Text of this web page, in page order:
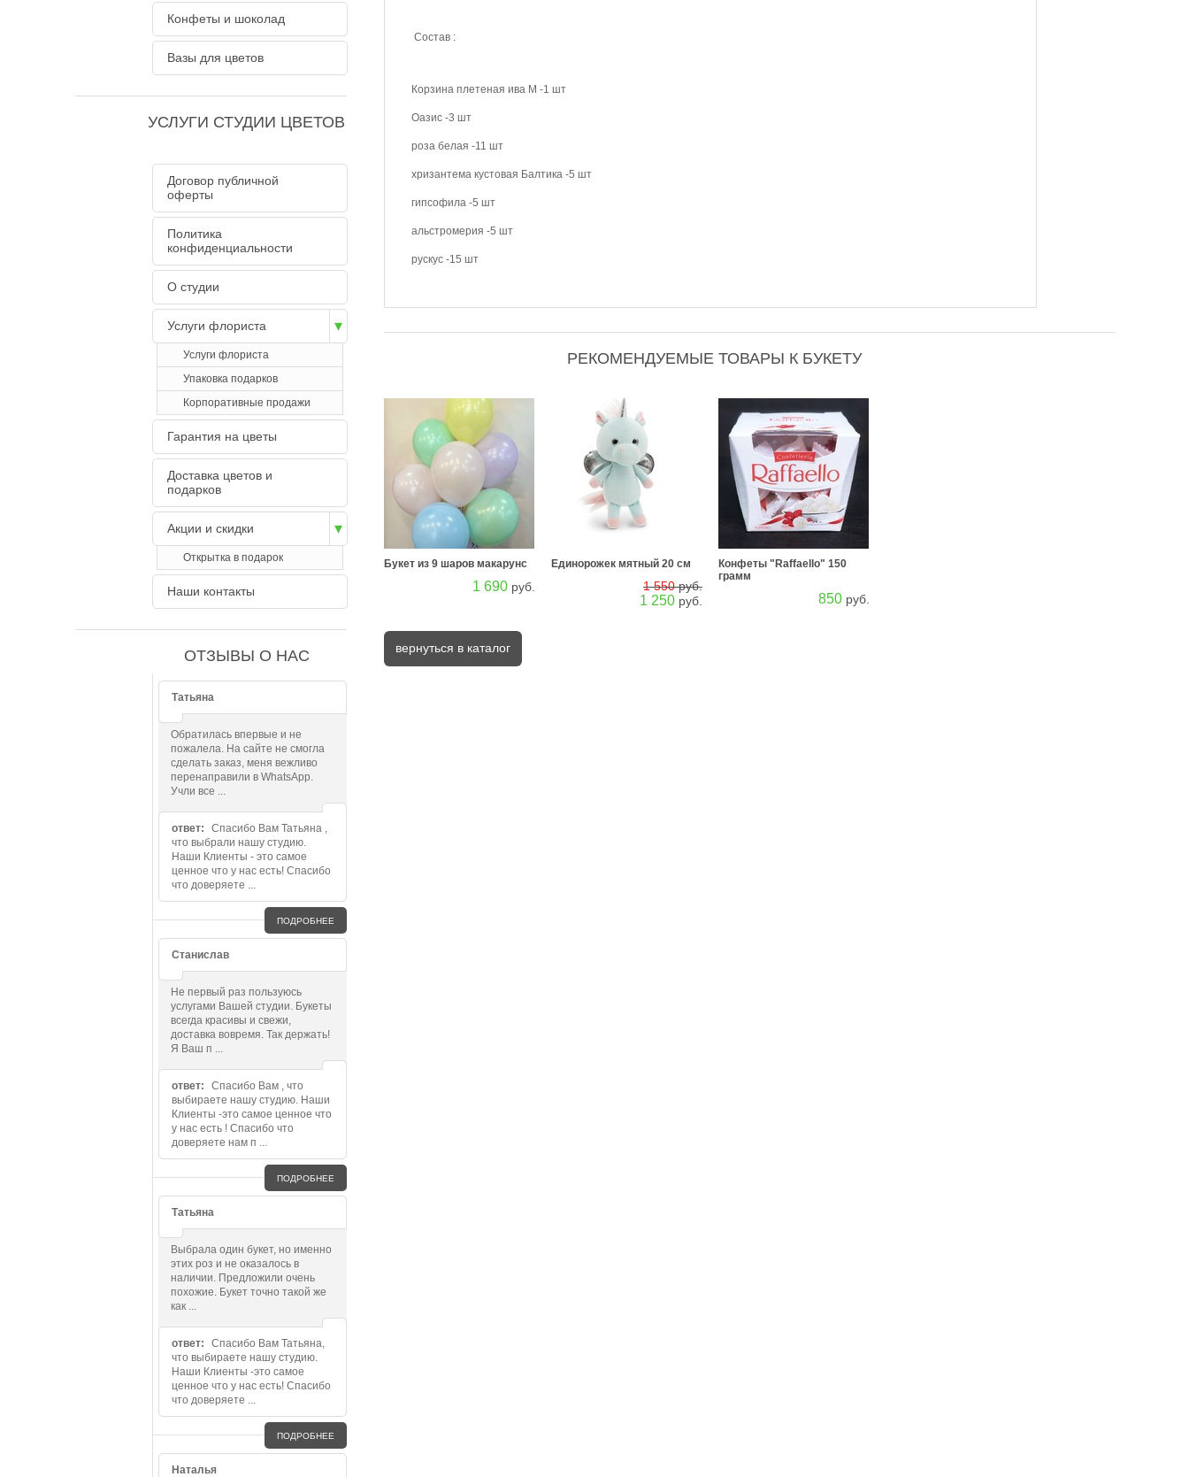
Конфеты и шоколад
Вазы для цветов
УСЛУГИ СТУДИИ ЦВЕТОВ
Договор публичной
оферты
Политика
конфиденциальности
О студии
Услуги флориста
Услуги флориста
Упаковка подарков
Корпоративные продажи
Гарантия на цветы
Доставка цветов и
подарков
Акции и скидки
Открытка в подарок
Наши контакты
ОТЗЫВЫ О НАС
Татьяна
Обратилась впервые и не
пожалела. На сайте не смогла
сделать заказ, меня вежливо
перенаправили в WhatsApp.
Учли все ...
ответ:
Спасибо Вам Татьяна ,
что выбрали нашу студию.
Наши Клиенты - это самое
ценное что у нас есть! Спасибо
что доверяете ...
ПОДРОБНЕЕ
Станислав
Не первый раз пользуюсь
услугами Вашей студии. Букеты
всегда красивы и свежи,
доставка вовремя. Так держать!
Я Ваш п ...
ответ:
Спасибо Вам , что
выбираете нашу студию. Наши
Клиенты -это самое ценное что
у нас есть ! Спасибо что
доверяете нам п ...
ПОДРОБНЕЕ
Татьяна
Выбрала один букет, но именно
этих роз и не оказалось в
наличии. Предложили очень
похожие. Букет точно такой же
как ...
ответ:
Спасибо Вам Татьяна,
что выбираете нашу студию.
Наши Клиенты -это самое
ценное что у нас есть! Спасибо
что доверяете ...
ПОДРОБНЕЕ
Наталья
Состав :
Корзина плетеная ива М -1 шт
Оазис -3 шт
роза белая -11 шт
хризантема кустовая Балтика -5 шт
гипсофила -5 шт
альстромерия -5 шт
рускус -15 шт
РЕКОМЕНДУЕМЫЕ ТОВАРЫ К БУКЕТУ
Букет из 9 шаров макарунс
1 690 руб.
Единорожек мятный 20 см
1 550руб.
1 250 руб.
Конфеты "Raffaello" 150
грамм
850 руб.
вернуться в каталог